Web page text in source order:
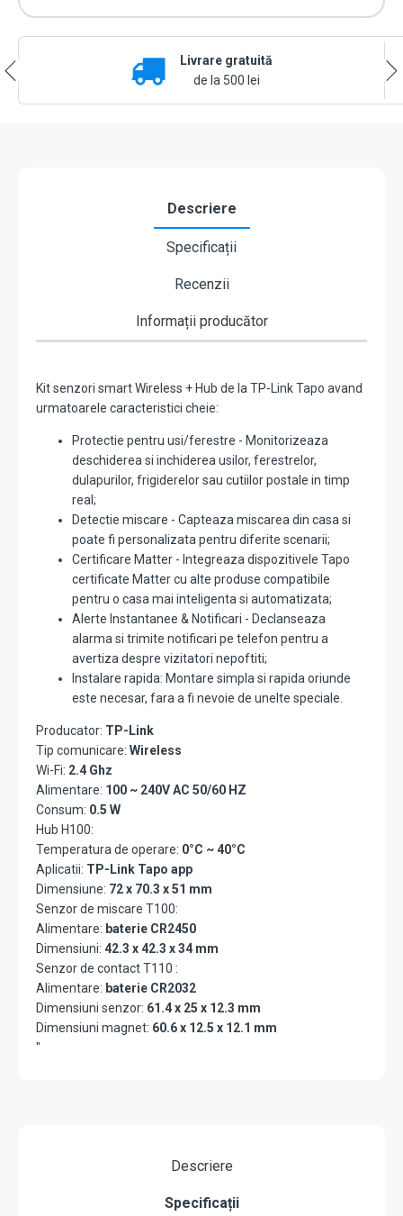
Livrare gratuită
de la 500 lei
Descriere
Specificații
Recenzii
Informații producător
Kit senzori smart Wireless + Hub de la TP-Link Tapo avand
urmatoarele caracteristici cheie:
Protectie pentru usi/ferestre - Monitorizeaza
deschiderea si inchiderea usilor, ferestrelor,
dulapurilor, frigiderelor sau cutiilor postale in timp
real;
Detectie miscare - Capteaza miscarea din casa si
poate fi personalizata pentru diferite scenarii;
Certificare Matter - Integreaza dispozitivele Tapo
certificate Matter cu alte produse compatibile
pentru o casa mai inteligenta si automatizata;
Alerte Instantanee & Notificari - Declanseaza
alarma si trimite notificari pe telefon pentru a
avertiza despre vizitatori nepoftiti;
Instalare rapida: Montare simpla si rapida oriunde
este necesar, fara a fi nevoie de unelte speciale.
Producator: TP-Link
Tip comunicare: Wireless
Wi-Fi: 2.4 Ghz
Alimentare: 100 ~ 240V AC 50/60 HZ
Consum: 0.5 W
Hub H100:
Temperatura de operare: 0°C ~ 40°C
Aplicatii: TP-Link Tapo app
Dimensiune: 72 x 70.3 x 51 mm
Senzor de miscare T100:
Alimentare: baterie CR2450
Dimensiuni: 42.3 x 42.3 x 34 mm
Senzor de contact T110 :
Alimentare: baterie CR2032
Dimensiuni senzor: 61.4 x 25 x 12.3 mm
Dimensiuni magnet: 60.6 x 12.5 x 12.1 mm
"
Descriere
Specificații